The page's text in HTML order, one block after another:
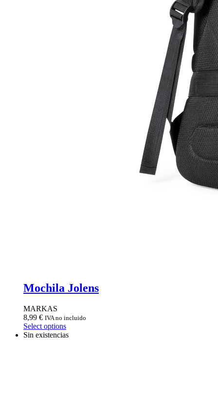
Mochila Jolens
MARKAS
8,99 € IVA no incluido
Select options
Sin existencias